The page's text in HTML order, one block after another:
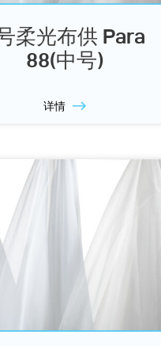
柔光布供 Para
88(中号)
详情